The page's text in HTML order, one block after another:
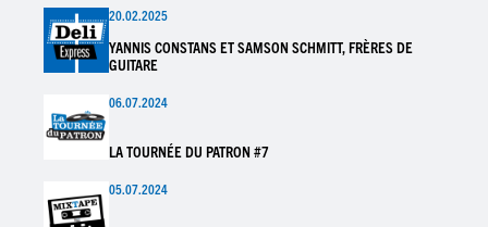
20.02.2025
YANNIS CONSTANS ET SAMSON SCHMITT, FRÈRES DE
GUITARE
06.07.2024
LA TOURNÉE DU PATRON #7
05.07.2024